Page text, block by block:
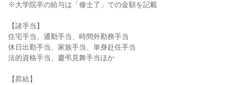
※大学院卒の給与は「修士了」での金額を記載
【諸手当】
住宅手当、通勤手当、時間外勤務手当
休日出勤手当、家族手当、単身赴任手当
法的資格手当、慶弔見舞手当ほか
【昇給】